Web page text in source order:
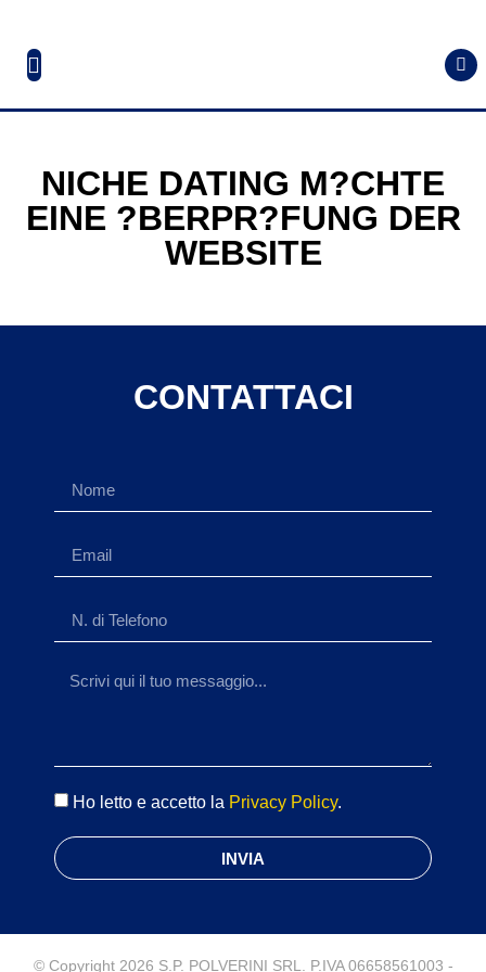
NICHE DATING M?CHTE
EINE ?BERPR?FUNG DER
WEBSITE
CONTATTACI
Ho letto e accetto la Privacy Policy.
INVIA
© Copyright 2026 S.P. POLVERINI SRL. P.IVA 06658561003 -